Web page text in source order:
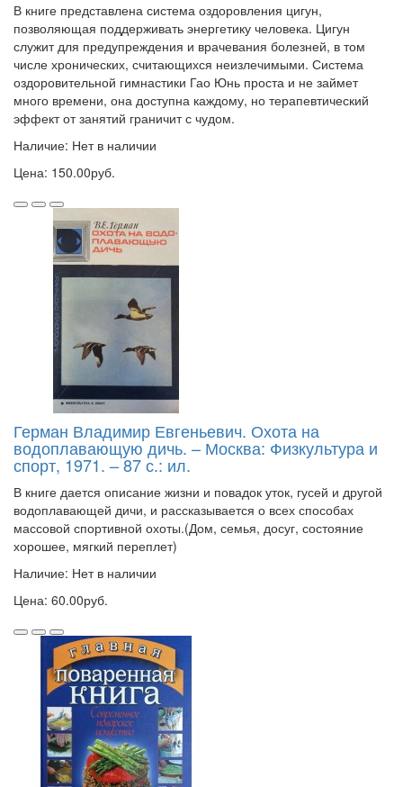
В книге представлена система оздоровления цигун,
позволяющая поддерживать энергетику человека. Цигун
служит для предупреждения и врачевания болезней, в том
числе хронических, считающихся неизлечимыми. Система
оздоровительной гимнастики Гао Юнь проста и не займет
много времени, она доступна каждому, но терапевтический
эффект от занятий граничит с чудом.
Наличие: Нет в наличии
Цена: 150.00руб.
Герман Владимир Евгеньевич. Охота на
водоплавающую дичь. – Москва: Физкультура и
спорт, 1971. – 87 с.: ил.
В книге дается описание жизни и повадок уток, гусей и другой
водоплавающей дичи, и рассказывается о всех способах
массовой спортивной охоты.(Дом, семья, досуг, состояние
хорошее, мягкий переплет)
Наличие: Нет в наличии
Цена: 60.00руб.